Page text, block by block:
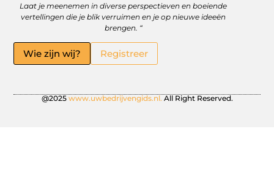
Laat je meenemen in diverse perspectieven en boeiende
vertellingen die je blik verruimen en je op nieuwe ideeën
brengen. “
Wie zijn wij? Registreer
@2025 www.uwbedrijvengids.nl. All Right Reserved.